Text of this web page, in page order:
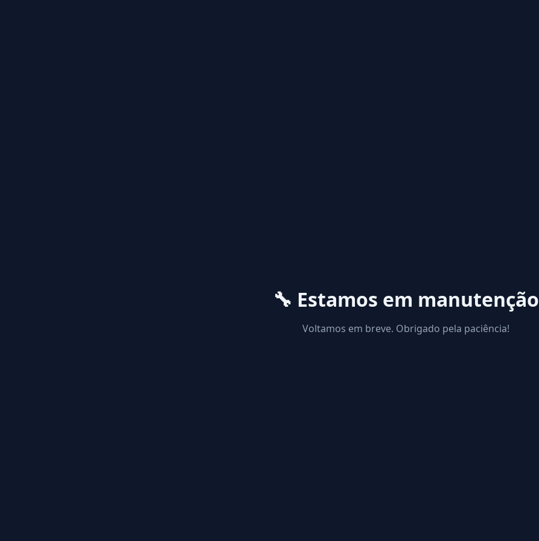
🔧 Estamos em manutenção
Voltamos em breve. Obrigado pela paciência!